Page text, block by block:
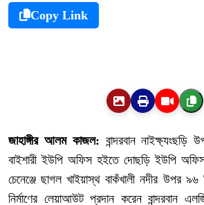
Copy Link
জাহাঙ্গীর আলম কাজল: বান্দরবান নাইক্ষ্যংছড়ি
বাইশারী ইউপি অফিস হইতে দোছড়ি ইউপি
চেনেঞ্জে ছাগল খাইয়াস্থ বাকঁখালী নদীর উপর ৯৬
নির্মাণের লেয়াআউট প্রদান করেন বান্দরবান